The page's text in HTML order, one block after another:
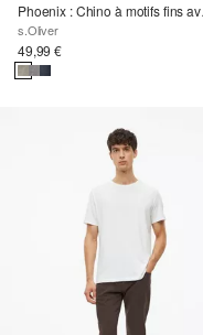
s.Oliver
49,99 €